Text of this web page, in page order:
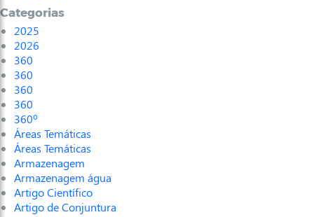
Categorias
2025
2026
360
360
360
360
360º
Áreas Temáticas
Áreas Temáticas
Armazenagem
Armazenagem água
Artigo Científico
Artigo de Conjuntura